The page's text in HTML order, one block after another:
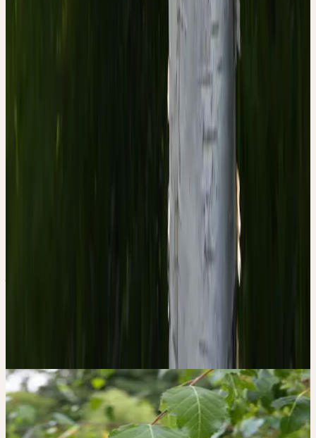
4. BGA/BfArM (Kommission E). Betulae folium (
Birkenblätter ). Bundesanzeiger 50, (1986).
5. Kalbermatten, R. & Kalbermatten, H. Pflanzliche
Urtinkturen. (AT Verlag, Aarau, Schweiz, 2014).
6. Kalbermatten, R. Wesen und Signatur der Heilpflanzen.
(AT Verlag, Aarau, Schweiz, 2016).
R. & H. Kalbermatten — «Psyche des Menschen und Signatur der
PROCÉDÉ CERES AU MORTIER
— DOUX, FROID, COMPLET.
Fraîchement récoltées, triées à la main, broyées à température
ambiante et mûries pendant des années. Pas de chauffage, pas de
pression — toute la force vitale de la plante, préservée.
Galerie d'images
CERES SUR